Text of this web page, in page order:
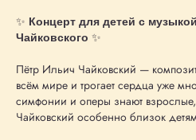
✨ Концерт для детей с
Чайковского ✨
Пётр Ильич Чайковский —
всём мире и трогает сердца уже
симфонии и оперы знают
Чайковский особенно близок